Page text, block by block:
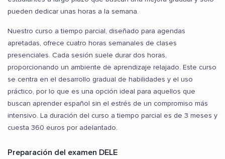
pueden dedicar unas horas a la semana.
Nuestro curso a tiempo parcial, diseñado para agendas
apretadas, ofrece cuatro horas semanales de clases
presenciales. Cada sesión suele durar dos horas,
proporcionando un ambiente de aprendizaje relajado. Este curso
se centra en el desarrollo gradual de habilidades y el uso
práctico, por lo que es una opción ideal para aquellos que
buscan aprender español sin el estrés de un compromiso más
intensivo. La duración del curso a tiempo parcial es de 3 meses y
cuesta 360 euros por adelantado.
Preparación del examen DELE